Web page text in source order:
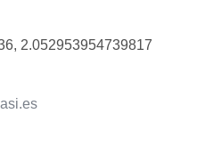
2.052953954739817